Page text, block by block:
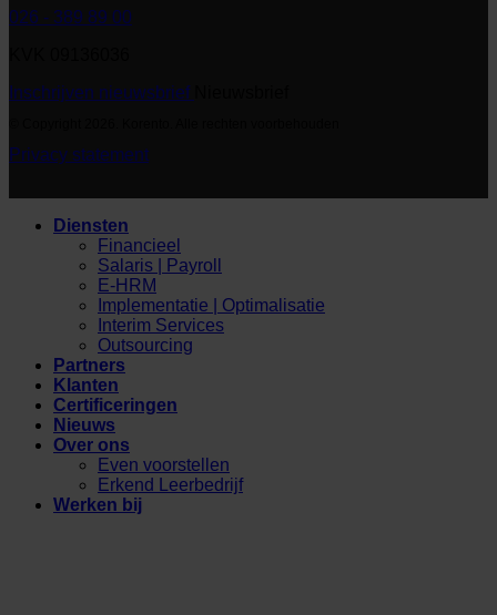
026 - 389 89 00
Inschrijven nieuwsbrief
Privacy statement
Diensten
Financieel
Salaris | Payroll
E-HRM
Implementatie | Optimalisatie
Interim Services
Outsourcing
Partners
Klanten
Certificeringen
Nieuws
Over ons
Even voorstellen
Erkend Leerbedrijf
Werken bij